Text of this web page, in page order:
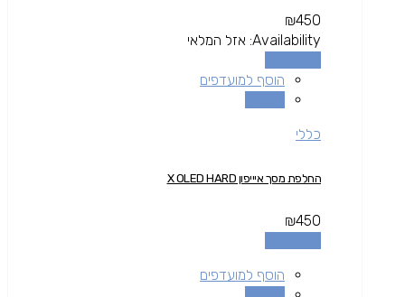
₪450
Availability: אזל המלאי
הוסף למועדפים
כללי
החלפת מסך איייפון X OLED HARD
₪450
הוסף למועדפים